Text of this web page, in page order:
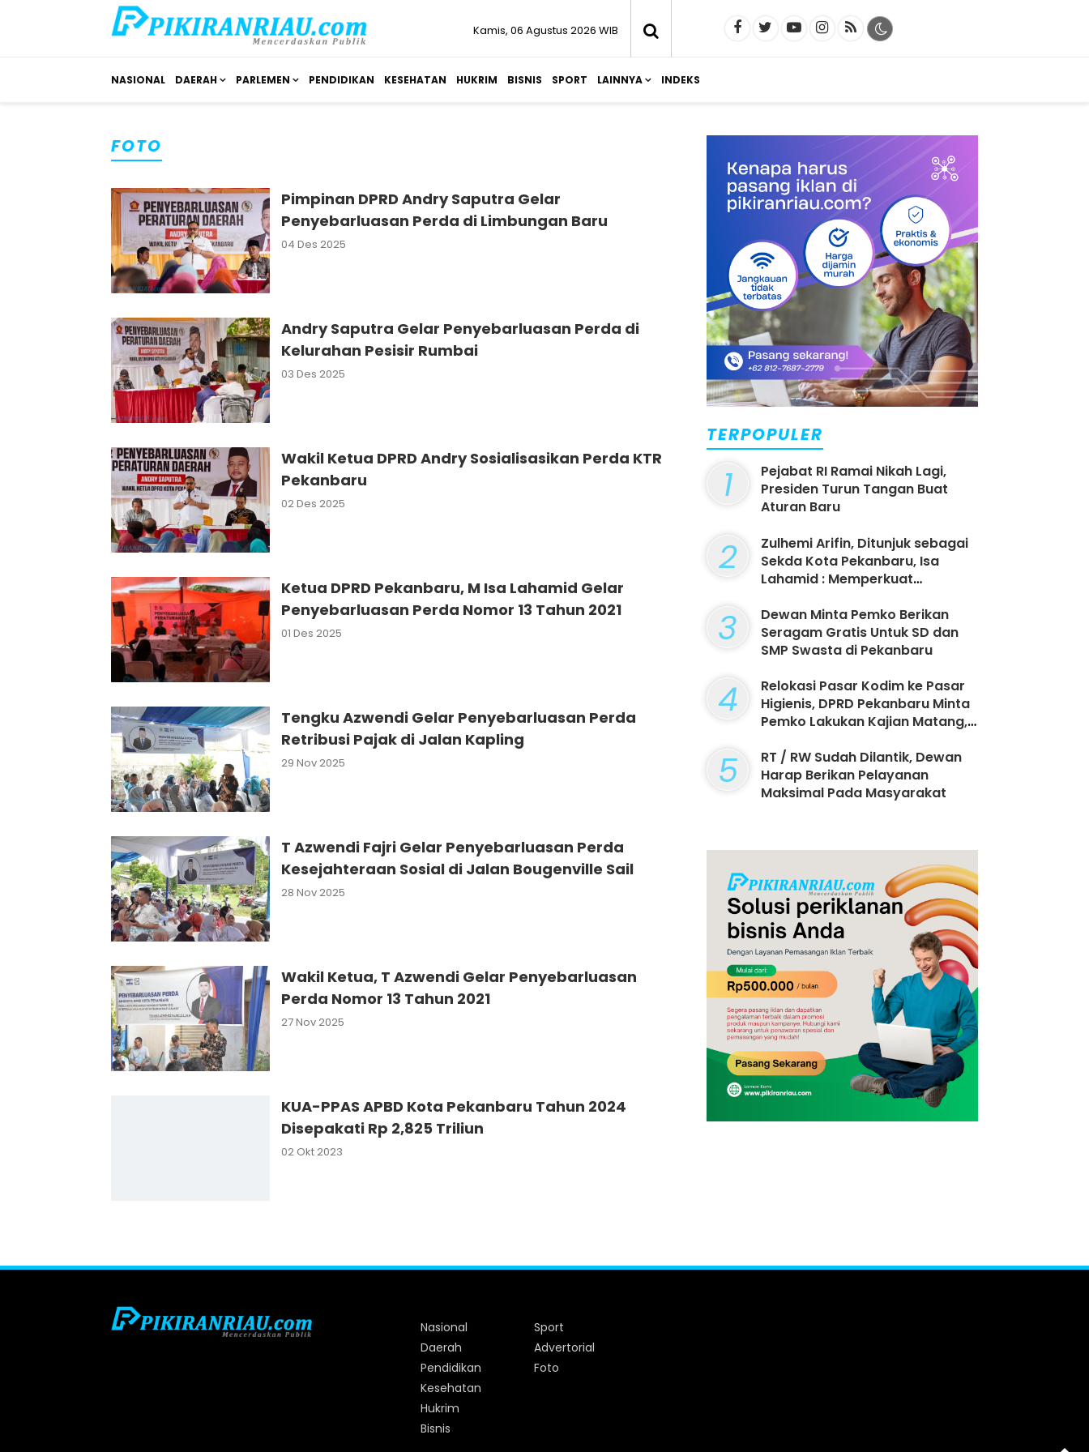
Kamis, 06 Agustus 2026 WIB
NASIONAL DAERAH PARLEMEN PENDIDIKAN KESEHATAN HUKRIM BISNIS SPORT LAINNYA INDEKS
FOTO
Pimpinan DPRD Andry Saputra Gelar
Penyebarluasan Perda di Limbungan Baru
04 Des 2025
Andry Saputra Gelar Penyebarluasan Perda di
Kelurahan Pesisir Rumbai
03 Des 2025
Wakil Ketua DPRD Andry Sosialisasikan Perda KTR
Pekanbaru
02 Des 2025
Ketua DPRD Pekanbaru, M Isa Lahamid Gelar
Penyebarluasan Perda Nomor 13 Tahun 2021
01 Des 2025
Tengku Azwendi Gelar Penyebarluasan Perda
Retribusi Pajak di Jalan Kapling
29 Nov 2025
T Azwendi Fajri Gelar Penyebarluasan Perda
Kesejahteraan Sosial di Jalan Bougenville Sail
28 Nov 2025
Wakil Ketua, T Azwendi Gelar Penyebarluasan
Perda Nomor 13 Tahun 2021
27 Nov 2025
KUA-PPAS APBD Kota Pekanbaru Tahun 2024
Disepakati Rp 2,825 Triliun
02 Okt 2023
TERPOPULER
1
Pejabat RI Ramai Nikah Lagi,
Presiden Turun Tangan Buat
Aturan Baru
2
Zulhemi Arifin, Ditunjuk sebagai
Sekda Kota Pekanbaru, Isa
Lahamid : Memperkuat
Legislatif !
3
Dewan Minta Pemko Berikan
Seragam Gratis Untuk SD dan
SMP Swasta di Pekanbaru
4
Relokasi Pasar Kodim ke Pasar
Higienis, DPRD Pekanbaru Minta
Pemko Lakukan Kajian Matang,
5
RT / RW Sudah Dilantik, Dewan
Harap Berikan Pelayanan
Maksimal Pada Masyarakat
Nasional
Daerah
Pendidikan
Kesehatan
Hukrim
Bisnis
Sport
Advertorial
Foto